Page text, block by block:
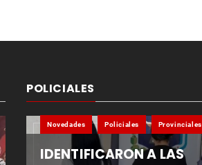
POLICIALES
Novedades Policiales Provinciales
IDENTIFICARON A LAS